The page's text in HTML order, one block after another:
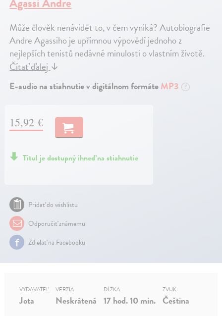
Může člověk nenávidět to, v čem vyniká? Autobiografie
Andre Agassiho je upřímnou výpovědí jednoho z
nejlepších tenistů nedávné minulosti o vlastním životě.
Čítať ďalej↓
E-audio na stiahnutie v digitálnom formáteMP3 ?
15,92 €
Titul je dostupný ihneď na stiahnutie
Pridať do wishlistu
Odporučiť známemu
Zdielať na Facebooku
VYDAVATEĽ
Jota
VERZIA
Neskrátená
DĹŽKA
17 hod. 10 min.
ZVUK
Čeština